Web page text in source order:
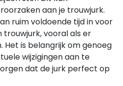
aan je trouwjurk.
ruim voldoende tijd in voor
trouwjurk, vooral als er
Het is belangrijk om genoeg
wijzigingen aan te
dat de jurk perfect op